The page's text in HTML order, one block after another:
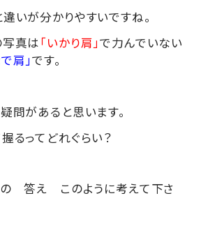
いが分かりやすいですね。
真は「いかり肩」で力んでいない
肩」です。
問があると思います。
るってどれぐらい？
の 答え このように考えて下さ